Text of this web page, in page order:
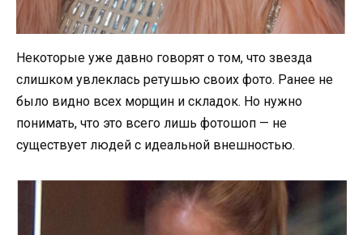
Некоторые уже давно говорят о том, что звезда
слишком увлеклась ретушью своих фото. Ранее не
было видно всех морщин и складок. Но нужно
понимать, что это всего лишь фотошоп — не
существует людей с идеальной внешностью.